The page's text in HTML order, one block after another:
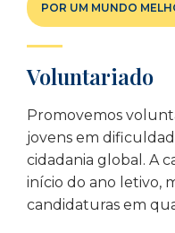
POR UM MUNDO
Voluntariado
Promovemos
jovens em
cidadania global. A
início do ano letivo,
candidaturas em